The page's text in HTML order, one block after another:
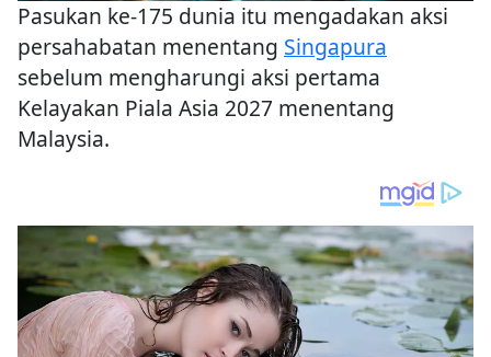
Pasukan ke-175 dunia itu mengadakan aksi
persahabatan menentang Singapura
sebelum mengharungi aksi pertama
Kelayakan Piala Asia 2027 menentang
Malaysia.